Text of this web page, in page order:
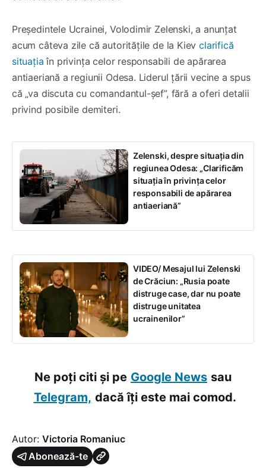
Președintele Ucrainei, Volodimir Zelenski, a anunțat
acum câteva zile că autoritățile de la Kievclarifică
situația în privința celor responsabili de apărarea
antiaeriană a regiunii Odesa. Liderul țării vecine a spus
că „va discuta cu comandantul-șef”, fără a oferi detalii
privind posibile demiteri.
Zelenski, despre situația din
regiunea Odesa: „Clarificăm
situația în privința celor
responsabili de apărarea
antiaeriană”
VIDEO/ Mesajul lui Zelenski
de Crăciun: „Rusia poate
distruge case, dar nu poate
distruge unitatea
ucrainenilor”
Ne poți citi și pe Google News sau
Telegram, dacă îți este mai comod.
Autor: Victoria Romaniuc
Abonează-te